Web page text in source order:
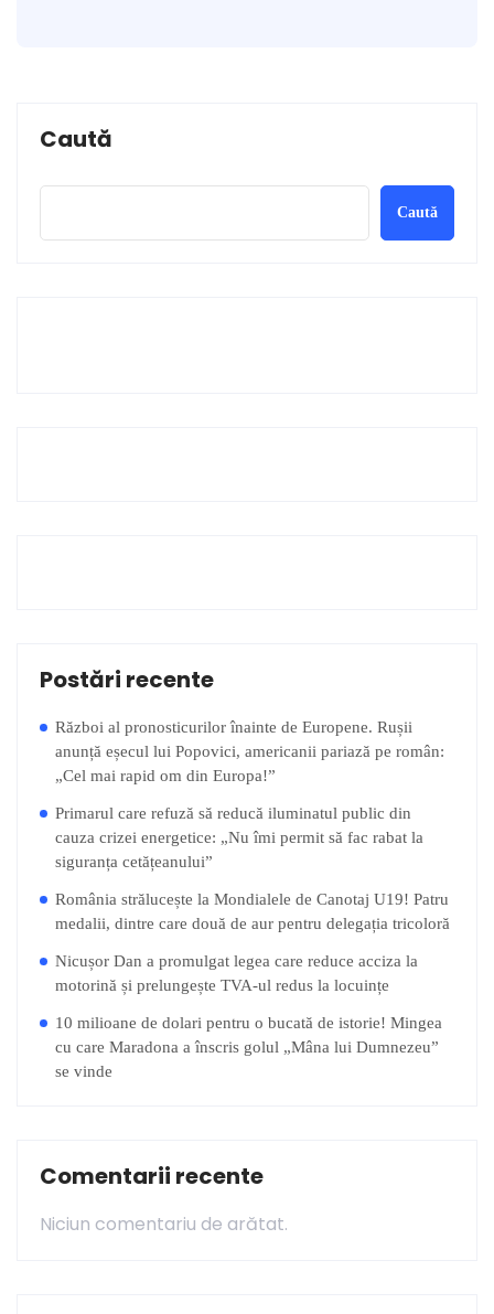
Caută
Caută
Postări recente
Război al pronosticurilor înainte de Europene. Rușii
anunță eșecul lui Popovici, americanii pariază pe român:
„Cel mai rapid om din Europa!”
Primarul care refuză să reducă iluminatul public din
cauza crizei energetice: „Nu îmi permit să fac rabat la
siguranța cetățeanului”
România strălucește la Mondialele de Canotaj U19! Patru
medalii, dintre care două de aur pentru delegația tricoloră
Nicușor Dan a promulgat legea care reduce acciza la
motorină și prelungește TVA-ul redus la locuințe
10 milioane de dolari pentru o bucată de istorie! Mingea
cu care Maradona a înscris golul „Mâna lui Dumnezeu”
se vinde
Comentarii recente
Niciun comentariu de arătat.